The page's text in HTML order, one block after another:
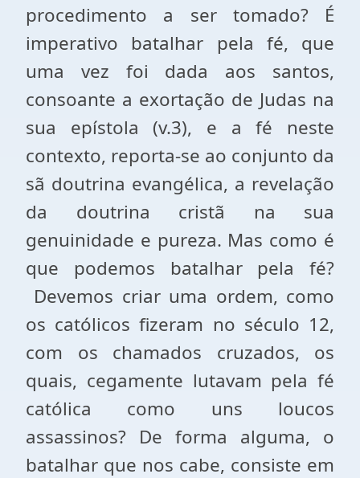
procedimento a ser tomado? É
imperativo batalhar pela fé, que
uma vez foi dada aos santos,
consoante a exortação de Judas na
sua epístola (v.3), e a fé neste
contexto, reporta-se ao conjunto da
sã doutrina evangélica, a revelação
da doutrina cristã na sua
genuinidade e pureza. Mas como é
que podemos batalhar pela fé?
Devemos criar uma ordem, como
os católicos fizeram no século 12,
com os chamados cruzados, os
quais, cegamente lutavam pela fé
católica como uns loucos
assassinos? De forma alguma, o
batalhar que nos cabe, consiste em